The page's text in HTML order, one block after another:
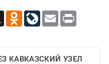
X Odnoklassniki
LiveJournal
Email Print
КАВКАЗСКИЙ УЗЕЛ